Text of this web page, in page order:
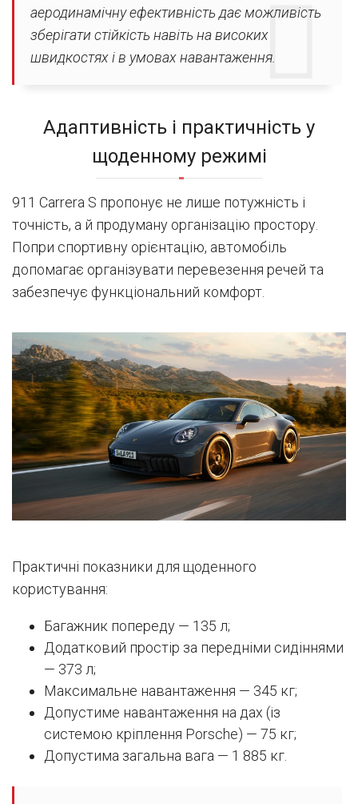
аеродинамічну ефективність дає можливість
зберігати стійкість навіть на високих
швидкостях і в умовах навантаження.
Адаптивність і практичність у
щоденному режимі
911 Carrera S пропонує не лише потужність і
точність, а й продуману організацію простору.
Попри спортивну орієнтацію, автомобіль
допомагає організувати перевезення речей та
забезпечує функціональний комфорт.
Практичні показники для щоденного
користування:
Багажник попереду — 135 л;
Додатковий простір за передніми сидіннями
— 373 л;
Максимальне навантаження — 345 кг;
Допустиме навантаження на дах (із
системою кріплення Porsche) — 75 кг;
Допустима загальна вага — 1 885 кг.